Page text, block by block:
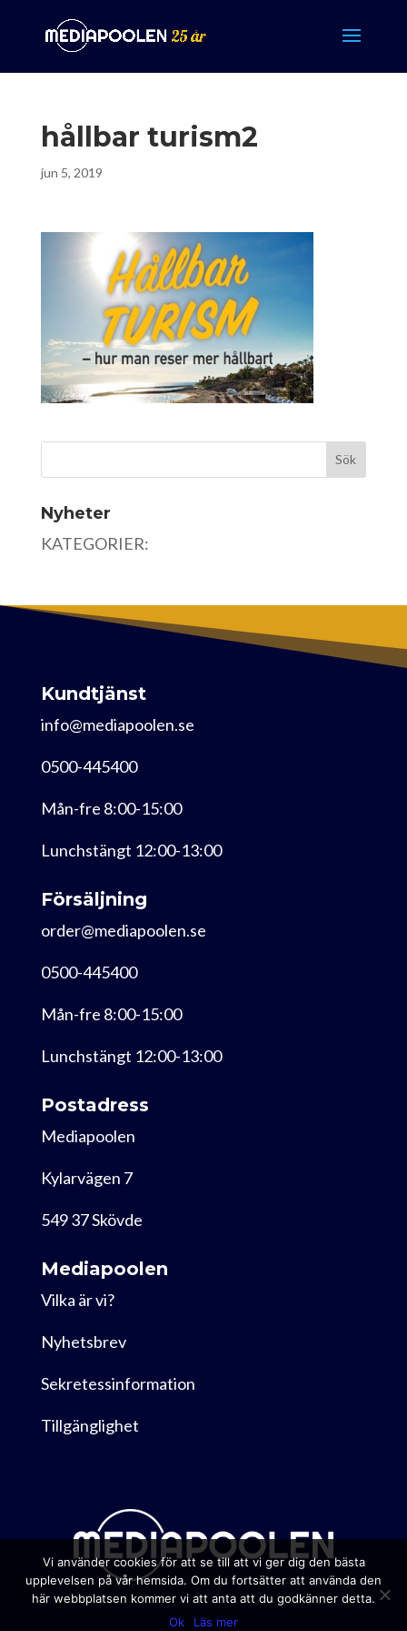
hållbar turism2
jun 5, 2019
Nyheter
KATEGORIER:
Kundtjänst
info@mediapoolen.se
0500-445400
Mån-fre 8:00-15:00
Lunchstängt 12:00-13:00
Försäljning
order@mediapoolen.se
0500-445400
Mån-fre 8:00-15:00
Lunchstängt 12:00-13:00
Postadress
Mediapoolen
Kylarvägen 7
549 37 Skövde
Mediapoolen
Vilka är vi?
Nyhetsbrev
Sekretessinformation
Tillgänglighet
Vi använder cookies för att se till att vi ger dig den bästa
upplevelsen på vår hemsida. Om du fortsätter att använda den
här webbplatsen kommer vi att anta att du godkänner detta.
Ok
Läs mer